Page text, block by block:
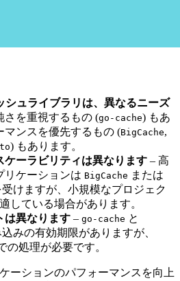
シュライブラリは、異なるニーズ
さを重視するもの (go-cache) もあ
マンスを優先するもの (BigCache,
) もあります。
ケーラビリティは異なります – 高
リケーションは BigCache または
けますが、小規模なプロジェク
している場合があります。
は異なります – go-cache と
みの有効期限がありますが、
の処理が必要です。
ーションのパフォーマンスを向上